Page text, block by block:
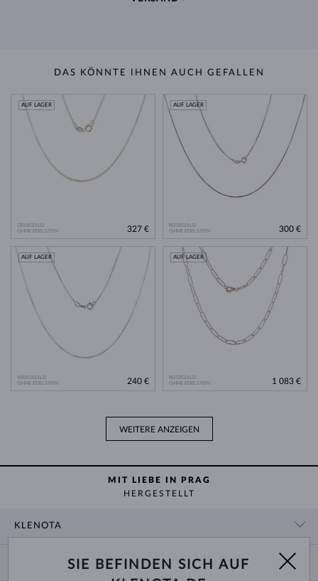
DAS KÖNNTE IHNEN AUCH GEFALLEN
GELBGOLD
OHNE EDELSTEIN
AUF LAGER
327 €
ROSÉGOLD
OHNE EDELSTEIN
AUF LAGER
300 €
WEISSGOLD
OHNE EDELSTEIN
AUF LAGER
240 €
ROSÉGOLD
OHNE EDELSTEIN
AUF LAGER
1 083 €
WEITERE ANZEIGEN
MIT LIEBE IN PRAG
HERGESTELLT
KLENOTA
SIE BEFINDEN SICH AUF